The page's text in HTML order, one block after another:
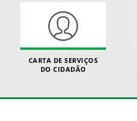
CARTA DE SERVIÇOS
DO CIDADÃO